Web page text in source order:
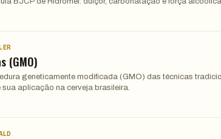
(GMO)
geneticamente modificada (GMO) das técnicas
aplicação na cerveja brasileira.